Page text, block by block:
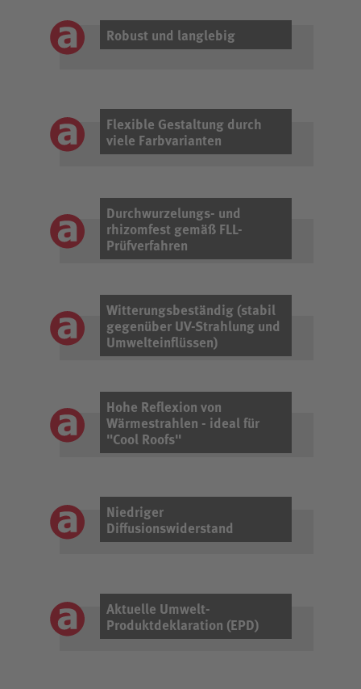
Robust und langlebig
Flexible Gestaltung durch
viele Farbvarianten
Durchwurzelungs- und
rhizomfest gemäß FLL-
Prüfverfahren
Witterungsbeständig (stabil
gegenüber UV-Strahlung und
Umwelteinflüssen)
Hohe Reflexion von
Wärmestrahlen - ideal für
"Cool Roofs"
Niedriger
Diffusionswiderstand
Aktuelle Umwelt-
Produktdeklaration (EPD)